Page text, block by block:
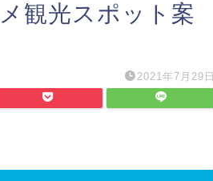
観光スポット案
2021年7月29日